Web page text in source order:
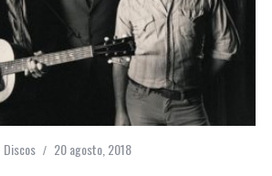
Discos 20 agosto, 2018